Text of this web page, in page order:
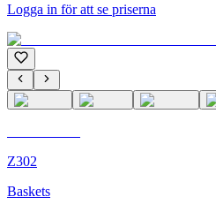
Logga in för att se priserna
Z302
Baskets